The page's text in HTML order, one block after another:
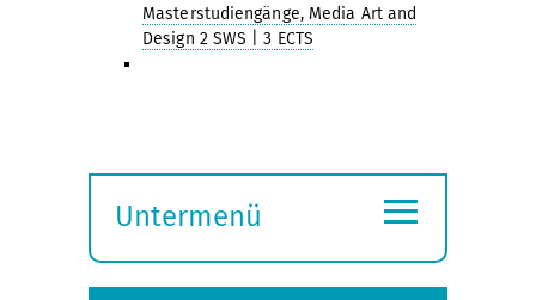
Masterstudiengänge, Media Art and
Design 2 SWS | 3 ECTS
Untermenü
öffnen
≡